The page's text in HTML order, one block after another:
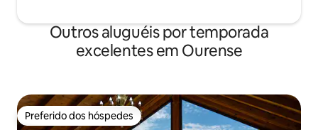
Outros aluguéis por temporada
excelentes em Ourense
Preferido dos hóspedes
Preferido dos hóspedes